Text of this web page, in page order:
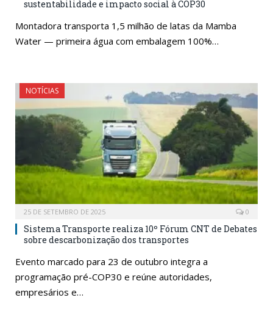
sustentabilidade e impacto social à COP30
Montadora transporta 1,5 milhão de latas da Mamba
Water — primeira água com embalagem 100%…
NOTÍCIAS
25 DE SETEMBRO DE 2025 0
Sistema Transporte realiza 10º Fórum CNT de Debates
sobre descarbonização dos transportes
Evento marcado para 23 de outubro integra a
programação pré-COP30 e reúne autoridades,
empresários e…